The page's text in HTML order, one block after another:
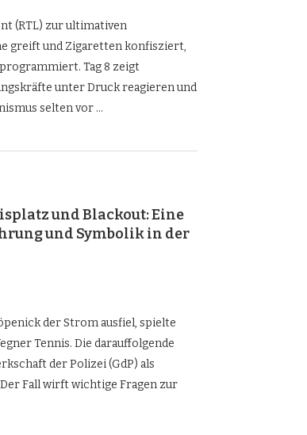
(RTL) zur ultimativen
greift und Zigaretten konfisziert,
Tag 8 zeigt
unter Druck reagieren und
selten vor …
und Blackout: Eine
und Symbolik in der
der Strom ausfiel, spielte
Tennis. Die darauffolgende
der Polizei (GdP) als
Fall wirft wichtige Fragen zur